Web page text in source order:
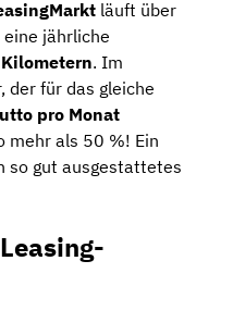
läuft über
jährliche
. Im
der für das gleiche
pro Monat
mehr als 50 %! Ein
so gut ausgestattetes